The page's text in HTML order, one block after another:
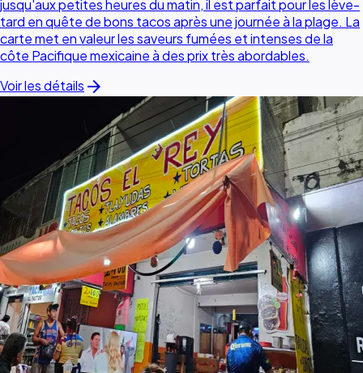
jusqu'aux petites heures du matin, il est parfait pour les lève-
tard en quête de bons tacos après une journée à la plage. La
carte met en valeur les saveurs fumées et intenses de la
côte Pacifique mexicaine à des prix très abordables.
Voir les détails arrow_forward